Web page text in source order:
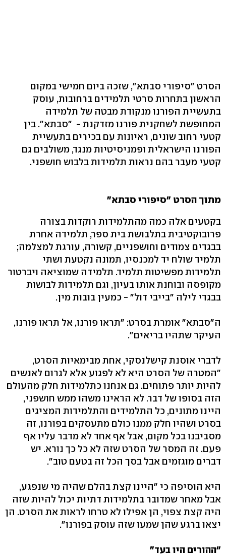
הסרט "סיפורי סבתא", שזכה ביום חמישי במקום
הראשון בתחרות סרטי תלמידים ברחובות, עוסק
בתעשיית הפורנו מנקודת מבטה של תלמידה
המחופשת לשחקנית פורנו מזדקנת - "סבתא". בין
קטעי רחוב שונים, ראיונות עם בכירים בתעשיית
הפורנו הישראלית ופמניסיטיות מנגד, משולבים גם
קטעי מעבר בהם נראות תלמידות בלבוש חושפני.
מתוך הסרט "סיפורי סבתא"
בקטעים אלה כמה מהתלמידות רוקדות בצורה
פרובוקטיבית בתלבושת בית ספר, תלמידה אחרת
בבגדים צמודים וחושפניים, קשורה, עורגת למצלמה;
תלמיד שולח יד למכנסיו, תמונה נקטעת ושתי
תלמידות מפשיטות תלמיד. תלמידה שמוציאה ויברטור
מקופסה ובוחנת אותו בעיון, וגם תלמידות לבושות
בבגדי לילה "בייבי דול" - כמעין בובות מין.
ה"סבתא" אומרת בסרט: "תראו פורנו, אל תראו פורנו,
העיקר שתהיו בריאים".
לדברי אוסנת קישלנסקי, אחת מבימאיות הסרט,
"המטרה של הסרט היא לא לפגוע אלא לגרום לאנשים
להיות יותר פתוחים. גם אנחנו כתלמידות חלק מהעולם
הזה בסופו של דבר. לא הראינו משהו ממש חושפני,
היינו מתונים, כל התלמידים והתלמידות המציגים
בסרט ושהיו חלק ממנו כולם מתעסקים בפורנו, זה
מסביבנו בכל מקום, אבל אף אחד לא מדבר עליו אף
פעם. זה המסר של הסרט שזה לא כל כך נורא. יש
דברים מוגזמים אבל בסך הכל זה בטעם טוב".
היא הוסיפה כי "היינו קצת בהלם שהיה מי שנפגע,
אבל מאחר שמדובר בתלמידות דתיות יכול להיות שזה
היה קצת צפוי, הן אפילו לא טרחו לראות את הסרט. הן
יצאו ברגע שהן שמעו שזה עוסק בפורנו".
"ההורים היו בעד"